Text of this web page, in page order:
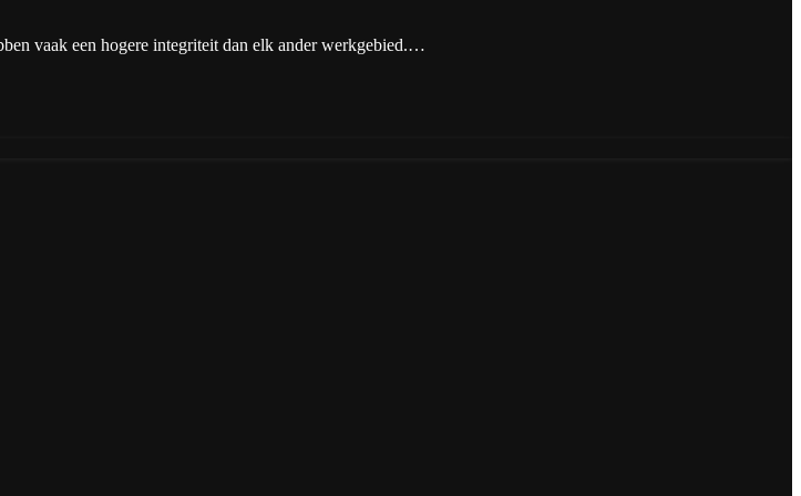
vaak een hogere integriteit dan elk ander werkgebied.…